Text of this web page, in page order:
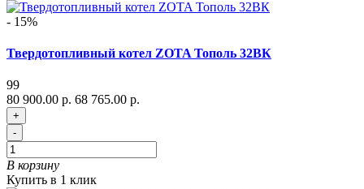
- 15%
Твердотопливный котел ZOTA Тополь 32ВК
99
80 900.00 р. 68 765.00 р.
+
-
В корзину
Купить в 1 клик